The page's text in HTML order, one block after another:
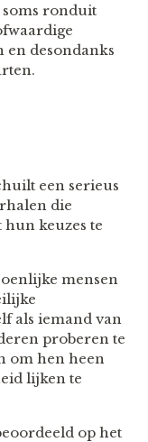
ronduit
desondanks
een serieus
die
keuzes te
mensen
als iemand van
proberen te
om hen heen
lijken te
op het